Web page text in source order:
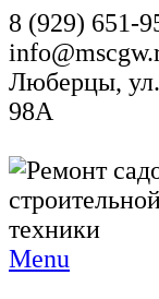
8 (929) 651-
Люберцы, ул.
98А
Menu